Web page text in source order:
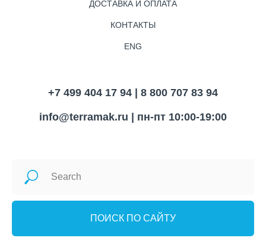
ДОСТАВКА И ОПЛАТА
КОНТАКТЫ
ENG
+7 499 404 17 94 | 8 800 707 83 94
info@terramak.ru | пн-пт 10:00-19:00
ПОИСК ПО САЙТУ